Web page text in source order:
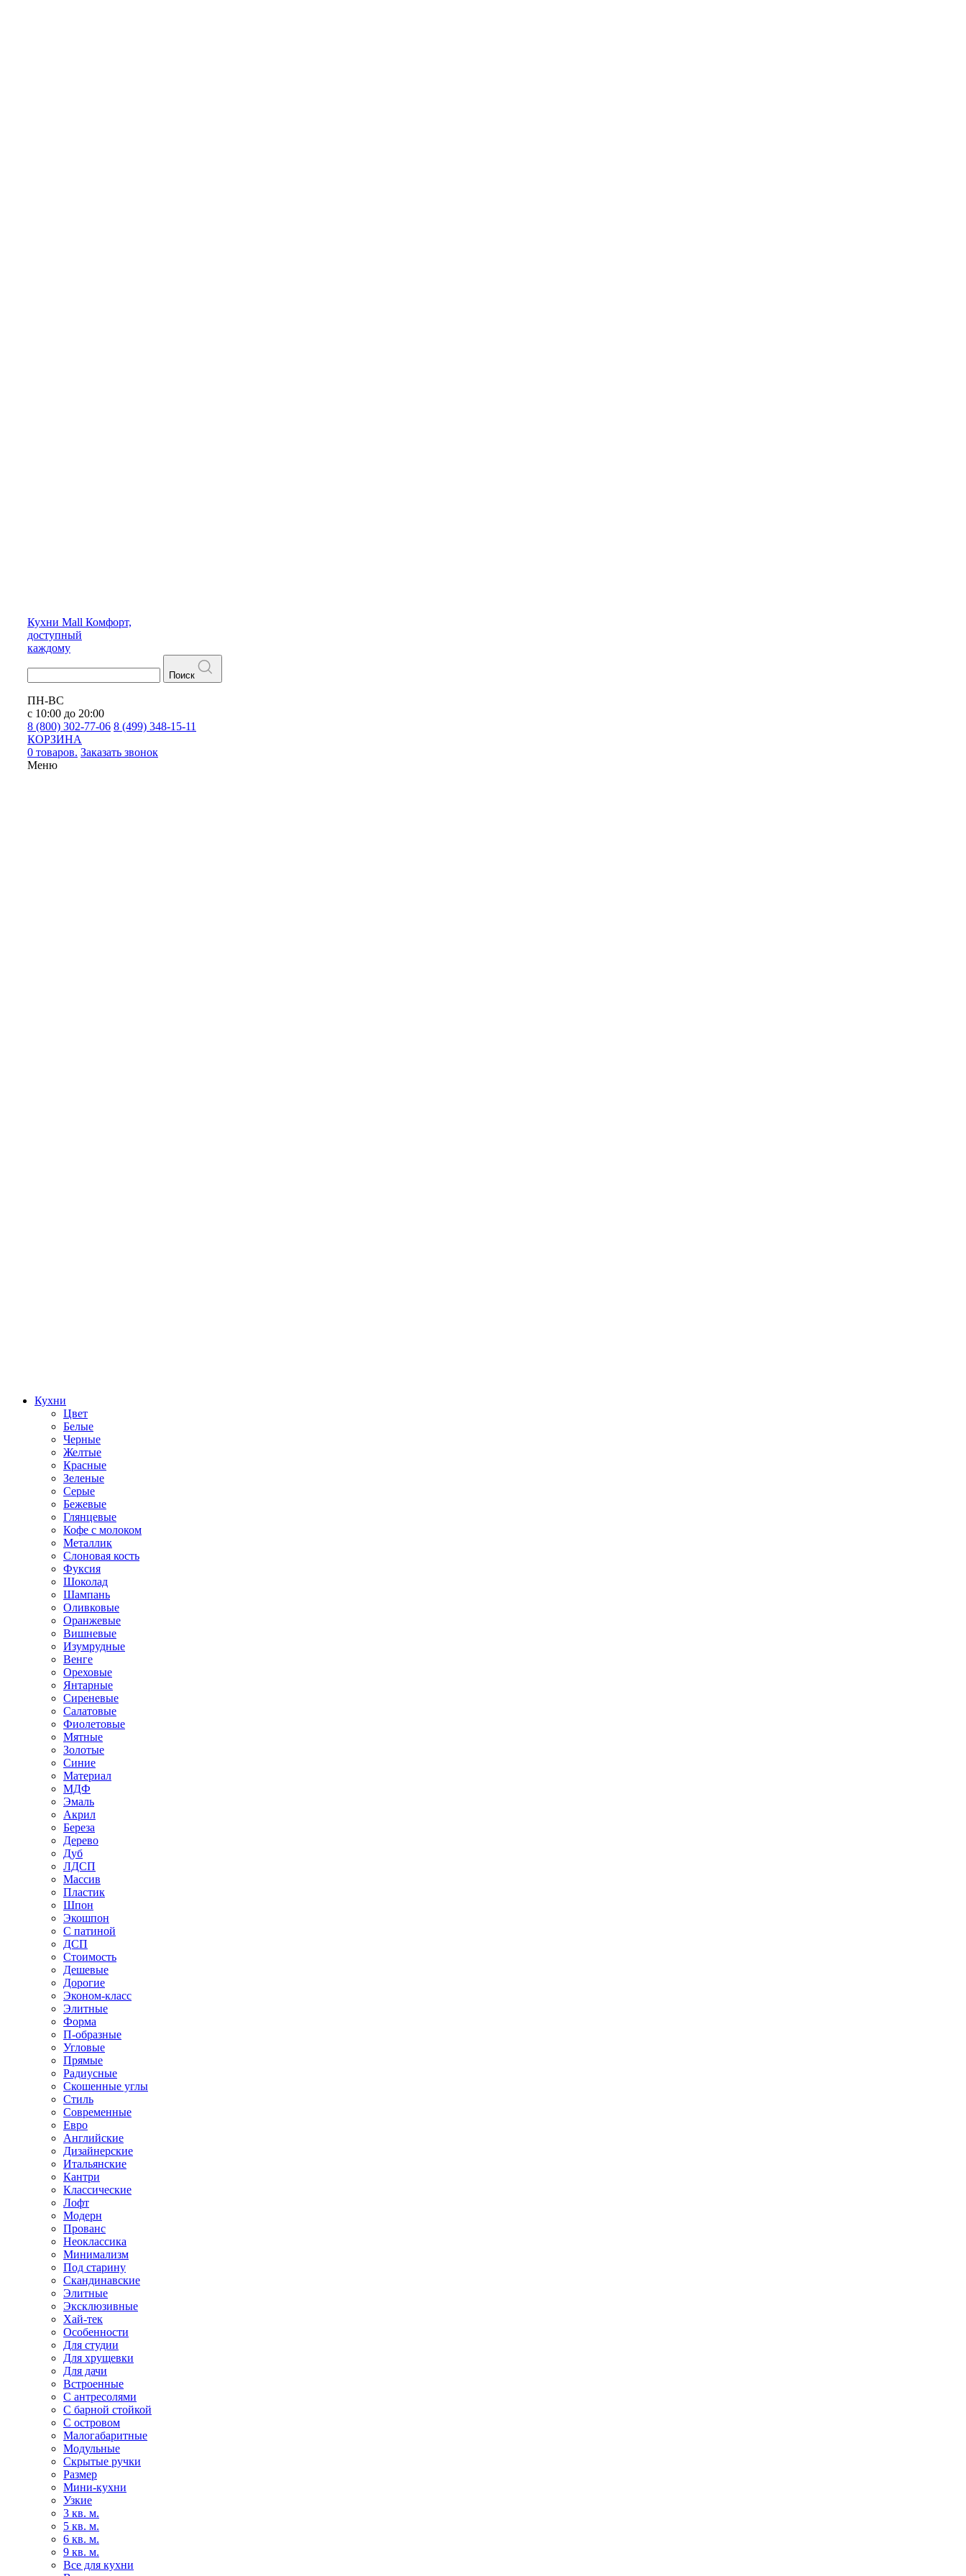
Кухни Mall Комфорт,
доступный
каждому
Поиск
ПН-ВС
с 10:00 до 20:00
8 (800) 302-77-06 8 (499) 348-15-11
КОРЗИНА
0 товаров. Заказать звонок
Меню
Кухни
Цвет
Белые
Черные
Желтые
Красные
Зеленые
Серые
Бежевые
Глянцевые
Кофе с молоком
Металлик
Слоновая кость
Фуксия
Шоколад
Шампань
Оливковые
Оранжевые
Вишневые
Изумрудные
Венге
Ореховые
Янтарные
Сиреневые
Салатовые
Фиолетовые
Мятные
Золотые
Синие
Материал
МДФ
Эмаль
Акрил
Береза
Дерево
Дуб
ЛДСП
Массив
Пластик
Шпон
Экошпон
С патиной
ДСП
Стоимость
Дешевые
Дорогие
Эконом-класс
Элитные
Форма
П-образные
Угловые
Прямые
Радиусные
Скошенные углы
Стиль
Современные
Евро
Английские
Дизайнерские
Итальянские
Кантри
Классические
Лофт
Модерн
Прованс
Неоклассика
Минимализм
Под старину
Скандинавские
Элитные
Эксклюзивные
Хай-тек
Особенности
Для студии
Для хрущевки
Для дачи
Встроенные
С антресолями
С барной стойкой
С островом
Малогабаритные
Модульные
Скрытые ручки
Размер
Мини-кухни
Узкие
3 кв. м.
5 кв. м.
6 кв. м.
9 кв. м.
Все для кухни